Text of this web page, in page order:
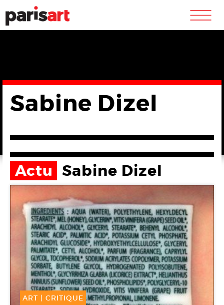
m
Sabine Dizel
Actu Sabine Dizel
ART | CRITIQUE